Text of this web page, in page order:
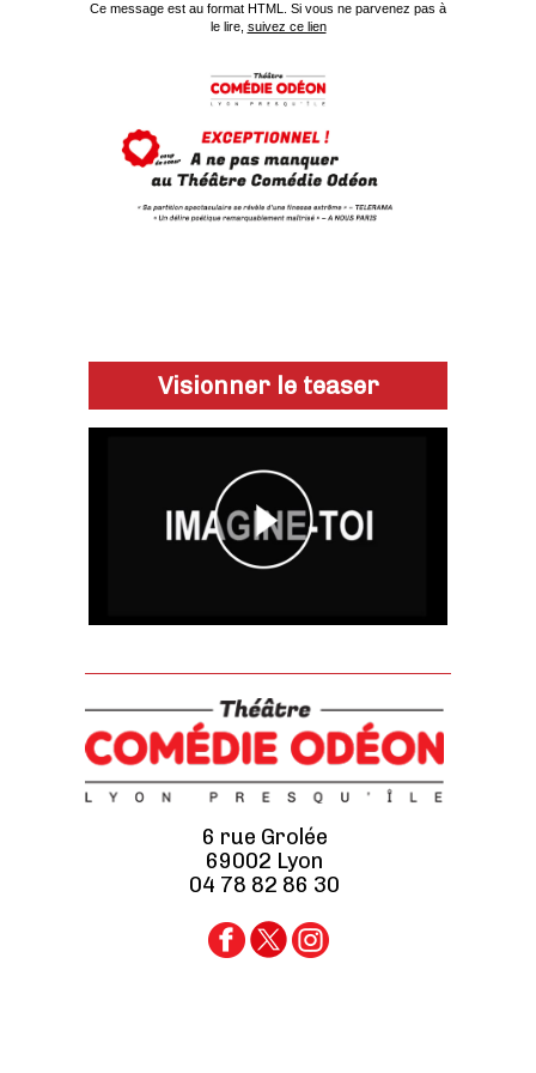
Ce message est au format HTML. Si vous ne parvenez pas à
le lire, suivez ce lien
Visionner le teaser
6 rue Grolée
69002 Lyon
04 78 82 86 30